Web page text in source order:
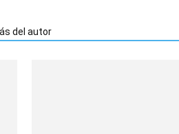
del autor